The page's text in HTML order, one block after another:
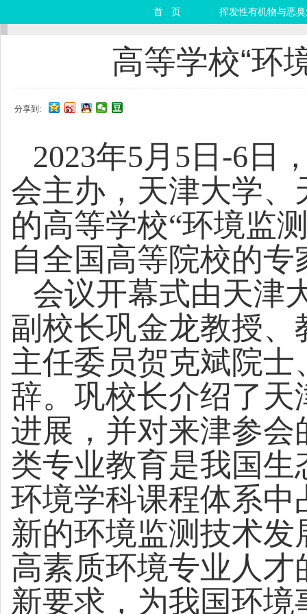
首 页 挥发性有机物与恶
高等学校“环
分享到:
2023年5月 5 日 -6 日
会主办，天津大学
的高等学校“环境监
自全国高等院校的
会议开幕式由天津
副校长巩金龙教授
主任委员贺克斌院
辞。巩校长介绍了
进展，并对来津参
类专业教育是我国生
环境学科课程体系
新的环境监测技术
高素质环境专业人
新要求，为我国环